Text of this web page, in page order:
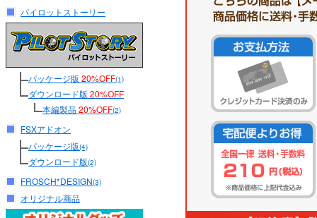
パイロットストーリー
パッケージ版 20%OFF(1)
ダウンロード版 20%OFF
本編製品20%OFF(2)
FSXアドオン
パッケージ版(4)
ダウンロード版(2)
FROSCH*DESIGN(3)
オリジナル商品